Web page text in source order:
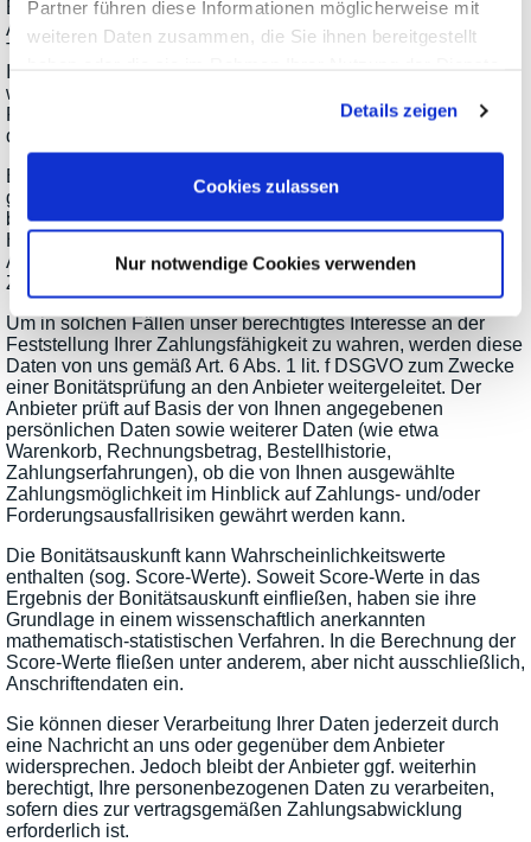
Partner führen diese Informationen möglicherweise mit
weiteren Daten zusammen, die Sie ihnen bereitgestellt
Details zeigen
Cookies zulassen
Nur notwendige Cookies verwenden
Bestellvorgangs mitgeteilten Zahlungsdaten (darunter Name,
Anschrift, Bank- und Zahlkarteninformationen, Währung und
Transaktionsnummer) sowie Informationen über den Inhalt
weitergegeben. Die Weitergabe Ihrer Daten erfolgt in diesem
Falle ausschließlich zum Zweck der Zahlungsabwicklung mit
dem Anbieter und nur insoweit, als sie hierfür erforderlich ist.
Bei Auswahl einer Zahlungsart, bei der wir in Vorleistung
gehen, werden Sie im Bestellablauf auch aufgefordert,
bestimmte persönliche Daten (Vor- und Nachname, Straße,
Hausnummer, Postleitzahl, Ort, Geburtsdatum, E-Mail-
Adresse, Telefonnummer, ggf. Daten zu einem alternativen
Zahlungsmittel) anzugeben.
Um in solchen Fällen unser berechtigtes Interesse an der
Feststellung Ihrer Zahlungsfähigkeit zu wahren, werden diese
Daten von uns gemäß Art. 6 Abs. 1 lit. f DSGVO zum Zwecke
einer Bonitätsprüfung an den Anbieter weitergeleitet. Der
Anbieter prüft auf Basis der von Ihnen angegebenen
persönlichen Daten sowie weiterer Daten (wie etwa
Warenkorb, Rechnungsbetrag, Bestellhistorie,
Zahlungserfahrungen), ob die von Ihnen ausgewählte
Zahlungsmöglichkeit im Hinblick auf Zahlungs- und/oder
Forderungsausfallrisiken gewährt werden kann.
Die Bonitätsauskunft kann Wahrscheinlichkeitswerte
enthalten (sog. Score-Werte). Soweit Score-Werte in das
Ergebnis der Bonitätsauskunft einfließen, haben sie ihre
Grundlage in einem wissenschaftlich anerkannten
mathematisch-statistischen Verfahren. In die Berechnung der
Score-Werte fließen unter anderem, aber nicht ausschließlich,
Anschriftendaten ein.
Sie können dieser Verarbeitung Ihrer Daten jederzeit durch
eine Nachricht an uns oder gegenüber dem Anbieter
widersprechen. Jedoch bleibt der Anbieter ggf. weiterhin
berechtigt, Ihre personenbezogenen Daten zu verarbeiten,
sofern dies zur vertragsgemäßen Zahlungsabwicklung
erforderlich ist.